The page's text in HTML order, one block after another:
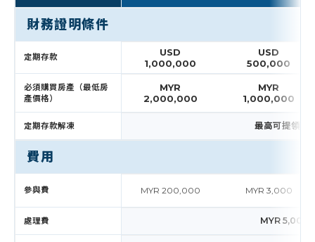
財務證明條件
定期存款
USD
1,000,000
USD
500,000
必須購買房產（最低房
產價格）
MYR
2,000,000
MYR
1,000,000
定期存款解凍 最高可提領
費用
參與費 MYR 200,000 MYR 3,000
處理費 MYR 5,000